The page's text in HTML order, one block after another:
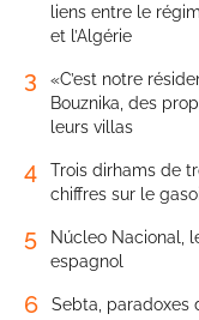
liens entre le
et l’Algérie
3
«C’est notre
Bouznika, des
leurs villas
4
Trois dirhams de
chiffres sur le
5
Núcleo Nacional,
espagnol
6 Sebta, paradoxes